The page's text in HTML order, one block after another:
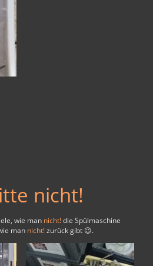
nicht!
wie man nicht!die Spülmaschine
man nicht!zurück gibt 😉.